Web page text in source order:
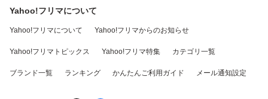
Yahoo!フリマについて
Yahoo!フリマについて Yahoo!フリマからのお知らせ
Yahoo!フリマトピックス Yahoo!フリマ特集 カテゴリ一覧
ブランド一覧 ランキング かんたんご利用ガイド メール通知設定